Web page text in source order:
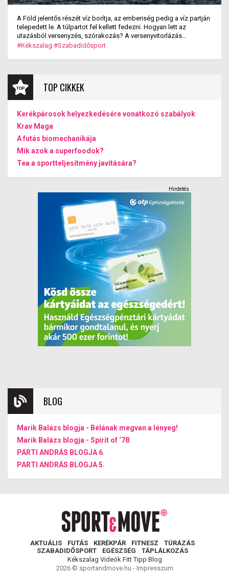
A Föld jelentős részét víz borítja, az emberiség pedig a víz partján
telepedett le. A túlpartot fel kellett fedezni. Hogyan lett az
utazásból versenyzés, szórakozás? A versenyvitorlázás
kialakulása.
#Kékszalag #Szabadidősport
TOP CIKKEK
Kerékpárosok helyezkedésére vonatkozó szabályok
Krav Maga
A futás biomechanikája
Mik azok a superfoodok?
Tea a sportteljesítmény javítására?
Hirdetés
BLOG
Marik Balázs blogja - Bélának megvan a lényeg!
Marik Balázs blogja - Spirit of ‘78
PARTI ANDRÁS BLOGJA 6.
PARTI ANDRÁS BLOGJA 5.
AKTUÁLIS FUTÁS KERÉKPÁR FITNESZ
TÚRÁZÁS
SZABADIDŐSPORT
EGÉSZSÉG
TÁPLÁLKOZÁS
Kékszalag Videók Fitt Tipp Blog
2026 © sportandmove.hu - Impresszum